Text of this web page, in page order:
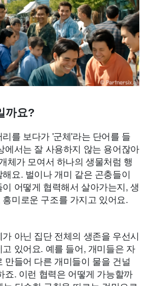
까요?
를 보다가 '군체'라는 단어를 들
에서는 잘 사용하지 않는 용어잖아
체가 모여서 하나의 생물처럼 행
요. 벌이나 개미 같은 곤충들이
어떻게 협력해서 살아가는지, 생
미로운 구조를 가지고 있어요.
아닌 집단 전체의 생존을 우선시
있어요. 예를 들어, 개미들은 자
만들어 다른 개미들이 물을 건널
죠. 이런 협력은 어떻게 가능할까